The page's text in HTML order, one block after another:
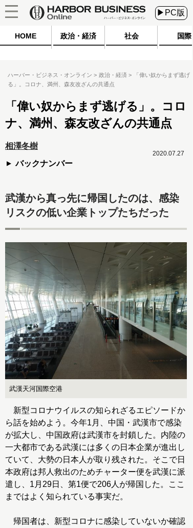
▶PC版
HOME 政治・経済 社会 国際
ハーバー・ビジネス・オンライン 政治・経済
「偉い奴からまず逃げ
る」。コロナ、満州、森友改ざんの共通点
「偉い奴からまず逃げる」。コロ
ナ、満州、森友改ざんの共通点
相澤冬樹
バックナンバー
2020.07.27
武漢から真っ先に帰国したのは、感染
リスクの低い企業トップたちだった
武漢天河国際空港
新型コロナウイルスの知られざるエピソードか
ら話を始めよう。今年1月、中国・武漢市で感染
が拡大し、中国政府は武漢市を封鎖した。内陸の
一大都市である武漢には多くの日本企業が進出し
ていて、大勢の日本人が取り残された。そこで日
本政府は邦人救出のためチャーター便を武漢に派
遣し、1月29日、第1便で206人が帰国した。ここ
まではよく知られている事実だ。
帰国者は、新型コロナに感染していないか確認